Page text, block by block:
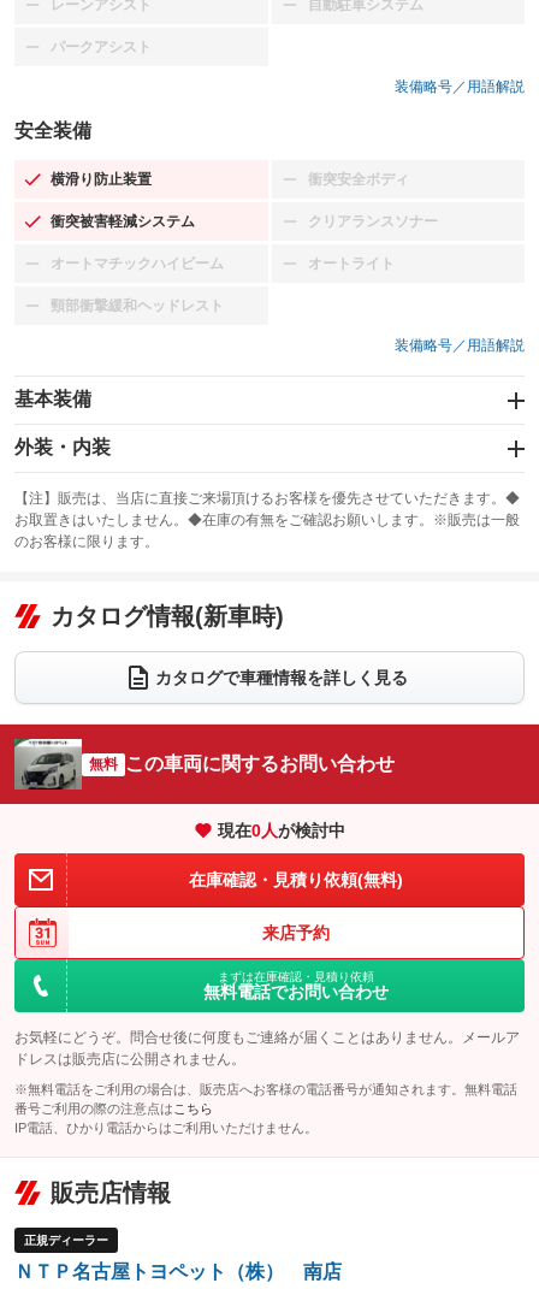
レーンアシスト
：装備なし 自動駐車システム
：装備なし
パークアシスト
：装備なし
装備略号／用語解説
安全装備
横滑り防止装置
：装備あり 衝突安全ボディ
：装備なし
衝突被害軽減システム
：装備あり クリアランスソナー
：装備なし
オートマチックハイビーム
：装備なし オートライト
：装備なし
頸部衝撃緩和ヘッドレスト
：装備なし
装備略号／用語解説
基本装備
エアバッグ：運転席/助手席/サイド
：装備あり
：装備あり
サンルーフ
：装備なし ABS
リフトアップ
：装備なし
ダウンヒルアシストコントロール
パワーウィンドウ
：装備あり ：装備あり
アイドリングストップ
：装備なし
USB入力端子
：装備なし Bluetooth接続
クリーンディーゼル
：装備なし
センターデフロック
：装備なし
レンタカーアップ
：装備なし 展示・試乗車
：装備なし
電動格納ミラー
：装備なし
外装・内装
カーナビ：メモリーナビ他
：装備あり
TV：フルセグ
：装備あり
ビジュアル
：装備なし
アルミホイール：アルミホイール
革シート ハーフレザーシート
キーレス
：装備あり LEDヘッドランプ
：装備あり
HID(キセノンライト)
ETC
：装備あり
エアロ
：装備なし スマートキー
：装備あり
ローダウン
：装備なし ：装備なし
パワーシート
：装備なし 3列シート
：装備あり
ベンチシート
：装備なし フルフラットシート
：装備なし
チップアップシート
：装備なし オットマン
電動格納サードシート
：装備なし シートヒーター
：装備なし
ウォークスルー
：装備なし 後席モニター
：装備あり
：装備なし
サイドカメラ
：装備なし ：装備なし
【注】販売は、当店に直接ご来場頂けるお客様を優先させていただきます。◆
お取置きはいたしません。◆在庫の有無をご確認お願いします。※販売は一般
のお客様に限ります。
カタログ情報(新車時)
カタログで車種情報を詳しく見る
無料 この車両に関するお問い合わせ
現在0人が検討中
在庫確認・見積り依頼(無料)
来店予約
まずは在庫確認・見積り依頼
無料電話でお問い合わせ
お気軽にどうぞ。問合せ後に何度もご連絡が届くことはありません。メールア
ドレスは販売店に公開されません。
※無料電話をご利用の場合は、販売店へお客様の電話番号が通知されます。無料電話
番号ご利用の際の注意点は こちら
IP電話、ひかり電話からはご利用いただけません。
販売店情報
正規ディーラー
ＮＴＰ名古屋トヨペット（株） 南店